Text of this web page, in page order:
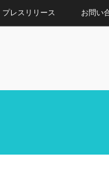
プレスリリース お問い